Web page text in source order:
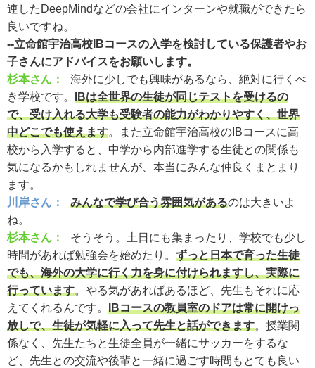
連したDeepMindなどの会社にインターンや就職ができたら
良いですね。
--立命館宇治高校IBコースの入学を検討している保護者やお
子さんにアドバイスをお願いします。
杉本さん：
海外に少しでも興味があるなら、絶対に行くべ
き学校です。 IBは全世界の生徒が同じテストを受けるの
で、受け入れる大学も受験者の能力がわかりやすく、世界
中どこでも使えます。また立命館宇治高校のIBコースに高
校から入学すると、中学から内部進学する生徒との関係も
気になるかもしれませんが、本当にみんな仲良くまとまり
ます。
川岸さん：
みんなで学び合う雰囲気があるのは大きいよ
ね。
杉本さん：
そうそう。土日にも集まったり、学校でも少し
時間があれば勉強会を始めたり。 ずっと日本で育った生徒
でも、海外の大学に行く力を身に付けられますし、実際に
行っています。やる気があればあるほど、先生もそれに応
えてくれるんです。 IBコースの教員室のドアは常に開けっ
放しで、生徒が気軽に入って先生と話ができます。授業関
係なく、先生たちと生徒全員が一緒にサッカーをするな
ど、先生との交流や後輩と一緒に過ごす時間もとても良い